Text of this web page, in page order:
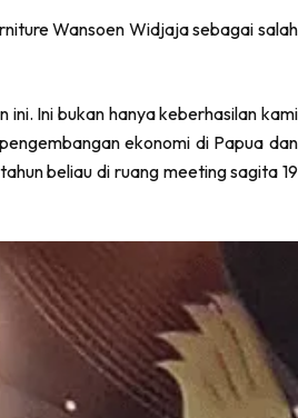
Wansoen Widjaja sebagai salah
Ini bukan hanya keberhasilan kami
ekonomi di Papua dan
beliau di ruang meeting sagita 19